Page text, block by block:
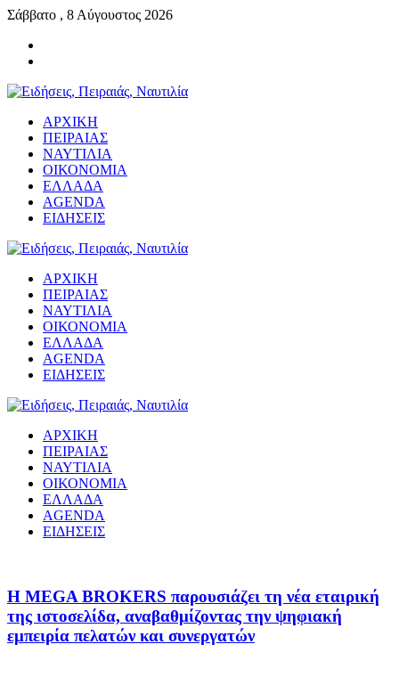
Σάββατο , 8 Αύγουστος 2026
ΑΡΧΙΚΗ
ΠΕΙΡΑΙΑΣ
ΝΑΥΤΙΛΙΑ
ΟΙΚΟΝΟΜΙΑ
ΕΛΛΑΔΑ
AGENDA
ΕΙΔΗΣΕΙΣ
ΑΡΧΙΚΗ
ΠΕΙΡΑΙΑΣ
ΝΑΥΤΙΛΙΑ
ΟΙΚΟΝΟΜΙΑ
ΕΛΛΑΔΑ
AGENDA
ΕΙΔΗΣΕΙΣ
ΑΡΧΙΚΗ
ΠΕΙΡΑΙΑΣ
ΝΑΥΤΙΛΙΑ
ΟΙΚΟΝΟΜΙΑ
ΕΛΛΑΔΑ
AGENDA
ΕΙΔΗΣΕΙΣ
Η MEGA BROKERS παρουσιάζει τη νέα εταιρική
της ιστοσελίδα, αναβαθμίζοντας την ψηφιακή
εμπειρία πελατών και συνεργατών